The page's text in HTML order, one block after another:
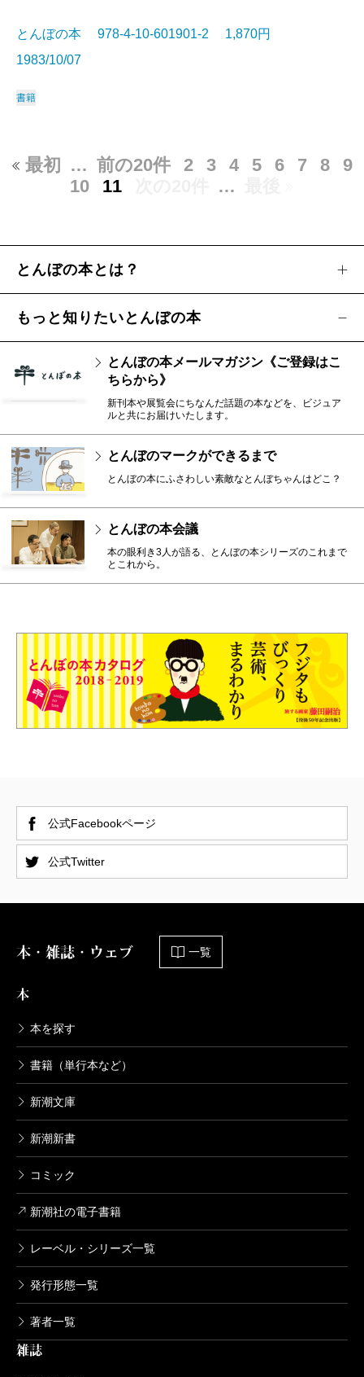
とんぼの本 978-4-10-601901-2 1,870円
1983/10/07
書籍
最初 … 前の20件 2 3 4 5 6 7 8
9
10
11 …
とんぼの本とは？
もっと知りたいとんぼの本
とんぼの本メールマガジン《ご登録はこ
ちらから》
新刊本や展覧会にちなんだ話題の本などを、ビジュア
ルと共にお届けいたします。
とんぼのマークができるまで
とんぼの本にふさわしい素敵なとんぼちゃんはどこ？
とんぼの本会議
本の眼利き3人が語る、とんぼの本シリーズのこれまで
とこれから。
公式Facebookページ
公式Twitter
本・雑誌・ウェブ 一覧
本
本を探す
書籍（単行本など）
新潮文庫
新潮新書
コミック
新潮社の電子書籍
レーベル・シリーズ一覧
発行形態一覧
著者一覧
雑誌